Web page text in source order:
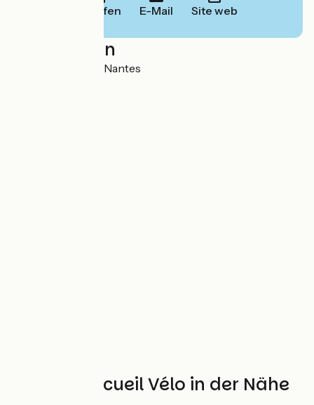
Anrufen E-Mail Site web
Localisation
1, rue Piron 44100 Nantes
Weitere Accueil Vélo in der Nähe